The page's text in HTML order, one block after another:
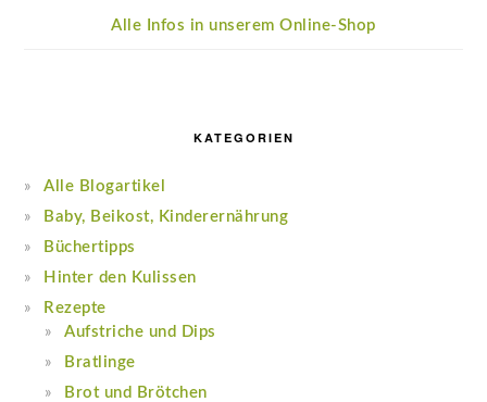
Alle Infos in unserem Online-Shop
KATEGORIEN
Alle Blogartikel
Baby, Beikost, Kinderernährung
Büchertipps
Hinter den Kulissen
Rezepte
Aufstriche und Dips
Bratlinge
Brot und Brötchen